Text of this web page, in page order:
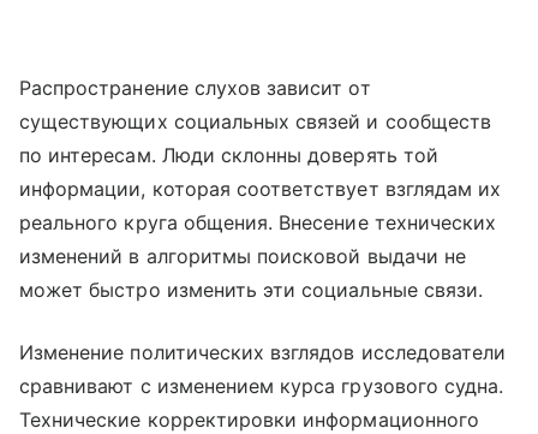
Распространение слухов зависит от
существующих социальных связей и сообществ
по интересам. Люди склонны доверять той
информации, которая соответствует взглядам их
реального круга общения. Внесение технических
изменений в алгоритмы поисковой выдачи не
может быстро изменить эти социальные связи.
Изменение политических взглядов исследователи
сравнивают с изменением курса грузового судна.
Технические корректировки информационного